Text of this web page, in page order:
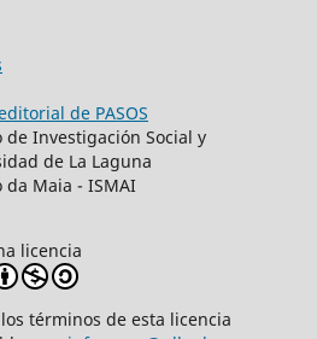
de PASOS
Investigación Social y
de La Laguna
Maia - ISMAI
licencia
términos de esta licencia